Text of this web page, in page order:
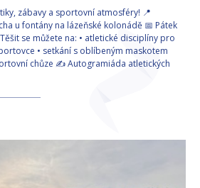
zábavy a sportovní atmosféry! 📍
u fontány na lázeňské kolonádě 📅 Pátek
se můžete na: • atletické disciplíny pro
• setkání s oblíbeným maskotem
chůze ✍️ Autogramiáda atletických